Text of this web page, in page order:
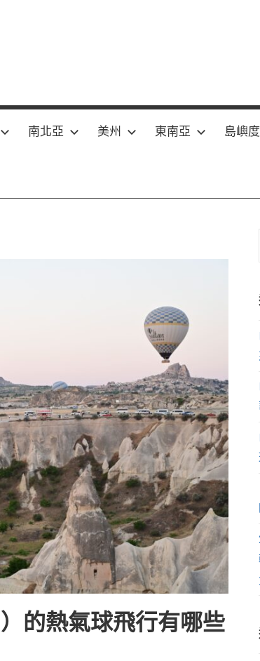
南北亞 美州 東南亞 島嶼
的熱氣球飛行有哪些